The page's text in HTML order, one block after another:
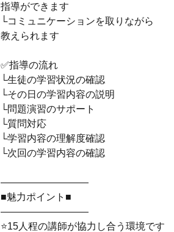
指導ができます
└コミュニケーションを取りながら
教えられます
✅指導の流れ
└生徒の学習状況の確認
└その日の学習内容の説明
└問題演習のサポート
└質問対応
└学習内容の理解度確認
└次回の学習内容の確認
―――――――――
■魅力ポイント■
―――――――――
⭐15人程の講師が協力し合う環境です